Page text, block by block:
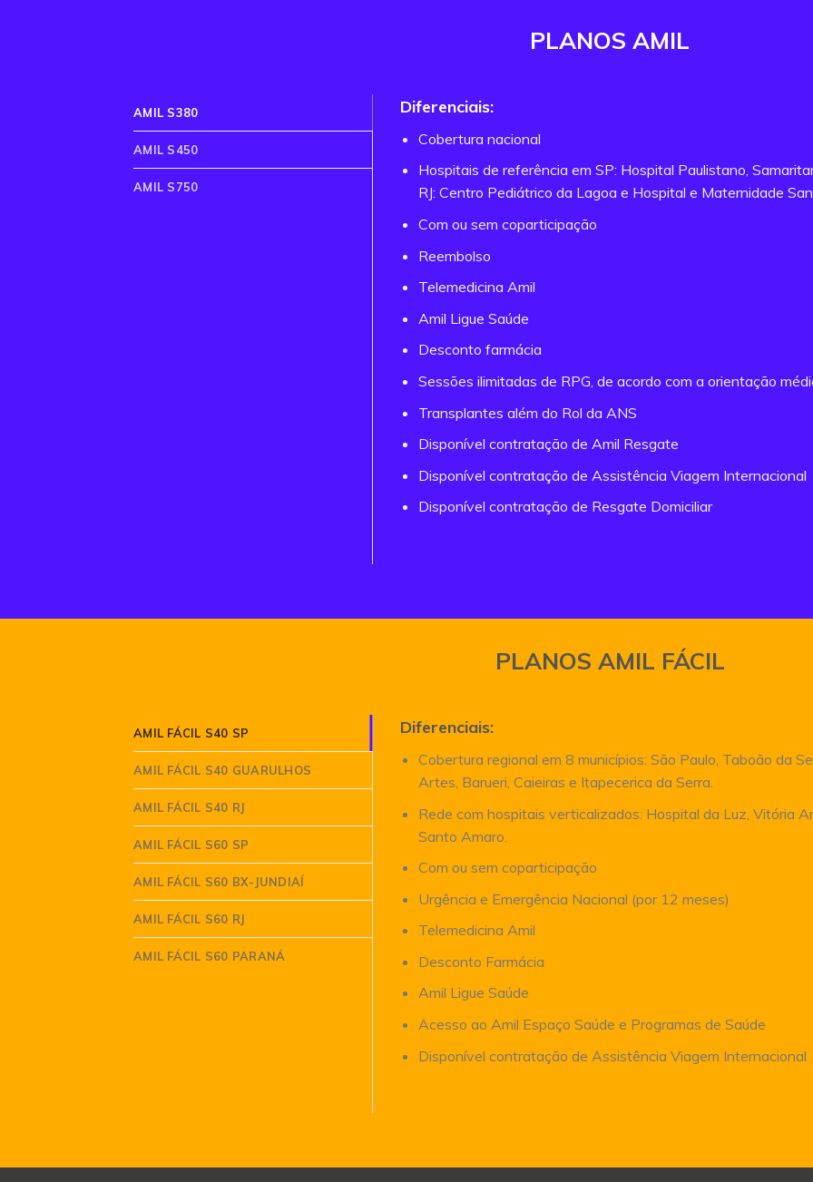
PLANOS AMIL
AMIL S380
AMIL S450
AMIL S750
Diferenciais:
Cobertura nacional
Hospitais de referência em SP: Hospital Paulistano,
RJ: Centro Pediátrico da Lagoa e Hospital e Maternidade
Com ou sem coparticipação
Reembolso
Telemedicina Amil
Amil Ligue Saúde
Desconto farmácia
Sessões ilimitadas de RPG, de acordo com a orientação
Transplantes além do Rol da ANS
Disponível contratação de Amil Resgate
Disponível contratação de Assistência Viagem Internacional
Disponível contratação de Resgate Domiciliar
PLANOS AMIL FÁCIL
AMIL FÁCIL S40 SP
AMIL FÁCIL S40 GUARULHOS
AMIL FÁCIL S40 RJ
AMIL FÁCIL S60 SP
AMIL FÁCIL S60 BX-JUNDIAÍ
AMIL FÁCIL S60 RJ
AMIL FÁCIL S60 PARANÁ
Diferenciais:
Cobertura regional em 8 municípios: São Paulo, Taboão da
Artes, Barueri, Caieiras e Itapecerica da Serra.
Rede com hospitais verticalizados: Hospital da Luz, Vitória
Santo Amaro.
Com ou sem coparticipação
Urgência e Emergência Nacional (por 12 meses)
Telemedicina Amil
Desconto Farmácia
Amil Ligue Saúde
Acesso ao Amil Espaço Saúde e Programas de Saúde
Disponível contratação de Assistência Viagem Internacional